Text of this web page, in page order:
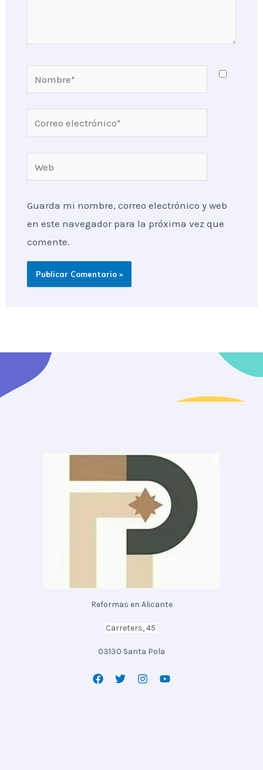
Nombre*
Correo
electrónico*
Guarda mi nombre, correo electrónico y web
en este navegador para la próxima vez que
comente.
Reformas en Alicante
Carreters, 45
03130 Santa Pola